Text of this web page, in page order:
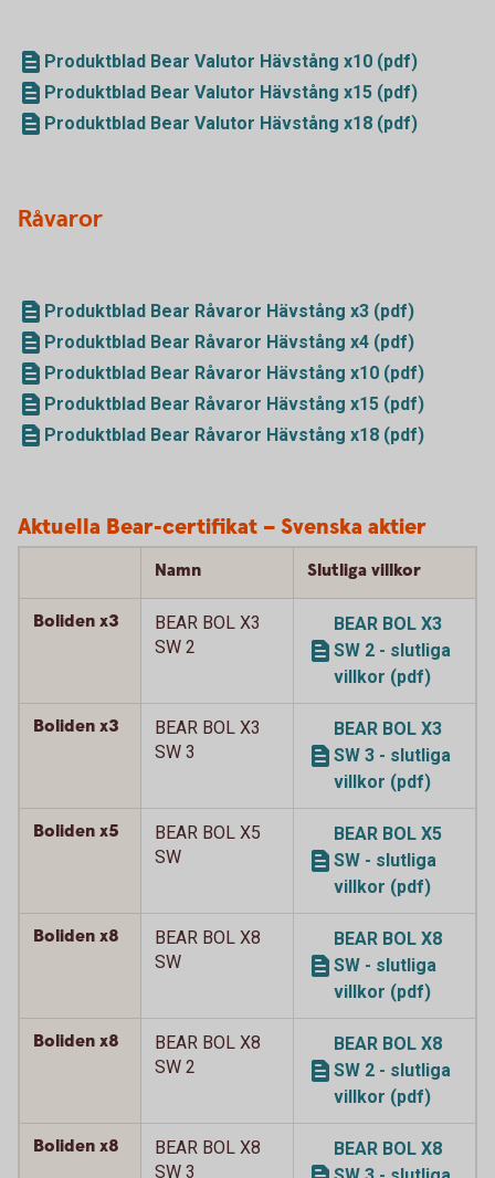
Produktblad Bear Valutor Hävstång x10 (pdf)
Produktblad Bear Valutor Hävstång x15 (pdf)
Produktblad Bear Valutor Hävstång x18 (pdf)
Råvaror
Produktblad Bear Råvaror Hävstång x3 (pdf)
Produktblad Bear Råvaror Hävstång x4 (pdf)
Produktblad Bear Råvaror Hävstång x10 (pdf)
Produktblad Bear Råvaror Hävstång x15 (pdf)
Produktblad Bear Råvaror Hävstång x18 (pdf)
Aktuella Bear-certifikat – Svenska aktier
Namn Slutliga villkor
Boliden x3
BEAR BOL X3
SW 2
BEAR BOL X3
SW 2 - slutliga
villkor (pdf)
Boliden x3
BEAR BOL X3
SW 3
BEAR BOL X3
SW 3 - slutliga
villkor (pdf)
Boliden x5
BEAR BOL X5
SW
BEAR BOL X5
SW - slutliga
villkor (pdf)
Boliden x8
BEAR BOL X8
SW
BEAR BOL X8
SW - slutliga
villkor (pdf)
Boliden x8
BEAR BOL X8
SW 2
BEAR BOL X8
SW 2 - slutliga
villkor (pdf)
Boliden x8
BEAR BOL X8
SW 3
BEAR BOL X8